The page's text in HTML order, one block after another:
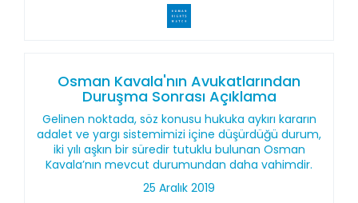
Osman Kavala'nın Avukatlarından
Duruşma Sonrası Açıklama
Gelinen noktada, söz konusu hukuka aykırı kararın
adalet ve yargı sistemimizi içine düşürdüğü durum,
iki yılı aşkın bir süredir tutuklu bulunan Osman
Kavala’nın mevcut durumundan daha vahimdir.
25 Aralık 2019